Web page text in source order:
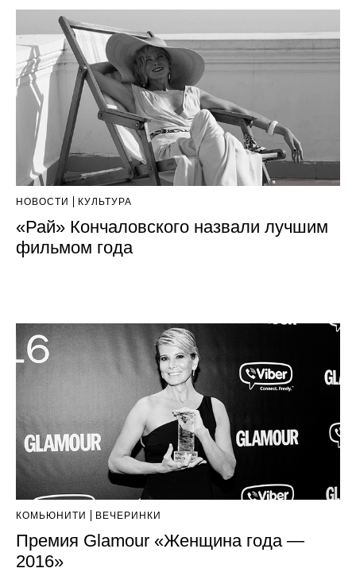
НОВОСТИ КУЛЬТУРА
«Рай» Кончаловского назвали лучшим
фильмом года
КОМЬЮНИТИ ВЕЧЕРИНКИ
Премия Glamour «Женщина года —
2016»